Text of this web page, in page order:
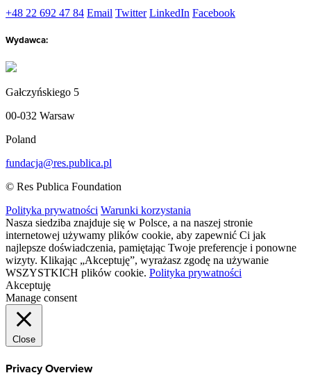
+48 22 692 47 84 Email Twitter LinkedIn Facebook
Wydawca:
Gałczyńskiego 5
00-032 Warsaw
Poland
fundacja@res.publica.pl
© Res Publica Foundation
Polityka prywatności Warunki korzystania
Nasza siedziba znajduje się w Polsce, a na naszej stronie
internetowej używamy plików cookie, aby zapewnić Ci jak
najlepsze doświadczenia, pamiętając Twoje preferencje i ponowne
wizyty. Klikając „Akceptuję”, wyrażasz zgodę na używanie
WSZYSTKICH plików cookie. Polityka prywatności
Akceptuję
Manage consent
Close
Privacy Overview